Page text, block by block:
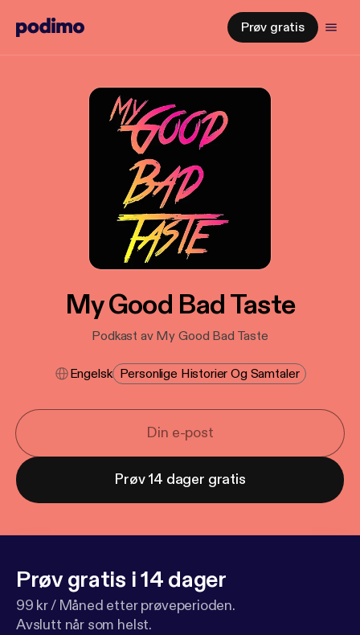
Prøv gratis
My Good Bad Taste
Podkast av My Good Bad Taste
Engelsk Personlige Historier Og Samtaler
Prøv 14 dager gratis
Prøv gratis i 14 dager
99 kr / Måned etter prøveperioden.
Avslutt når som helst.